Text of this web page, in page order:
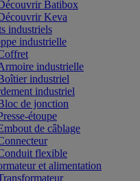
Batibox
Keva
industriels
industrielle
industrielle
industriel
industriel
de jonction
étoupe
de câblage
flexible
et alimentation